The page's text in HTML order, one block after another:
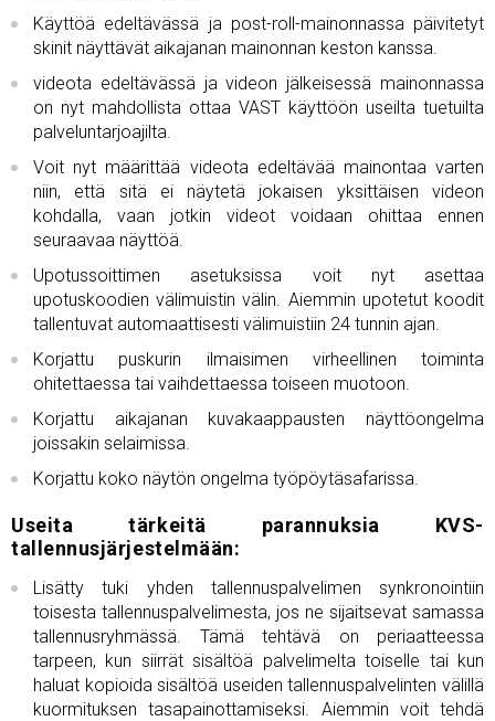
Käyttöä edeltävässä ja post-roll-mainonnassa päivitetyt
skinit näyttävät aikajanan mainonnan keston kanssa.
videota edeltävässä ja videon jälkeisessä mainonnassa
on nyt mahdollista ottaa VAST käyttöön useilta tuetuilta
palveluntarjoajilta.
Voit nyt määrittää videota edeltävää mainontaa varten
niin, että sitä ei näytetä jokaisen yksittäisen videon
kohdalla, vaan jotkin videot voidaan ohittaa ennen
seuraavaa näyttöä.
Upotussoittimen asetuksissa voit nyt asettaa
upotuskoodien välimuistin välin. Aiemmin upotetut koodit
tallentuvat automaattisesti välimuistiin 24 tunnin ajan.
Korjattu puskurin ilmaisimen virheellinen toiminta
ohitettaessa tai vaihdettaessa toiseen muotoon.
Korjattu aikajanan kuvakaappausten näyttöongelma
joissakin selaimissa.
Korjattu koko näytön ongelma työpöytäsafarissa.
Useita tärkeitä parannuksia KVS-
tallennusjärjestelmään:
Lisätty tuki yhden tallennuspalvelimen synkronointiin
toisesta tallennuspalvelimesta, jos ne sijaitsevat samassa
tallennusryhmässä. Tämä tehtävä on periaatteessa
tarpeen, kun siirrät sisältöä palvelimelta toiselle tai kun
haluat kopioida sisältöä useiden tallennuspalvelinten välillä
kuormituksen tasapainottamiseksi. Aiemmin voit tehdä